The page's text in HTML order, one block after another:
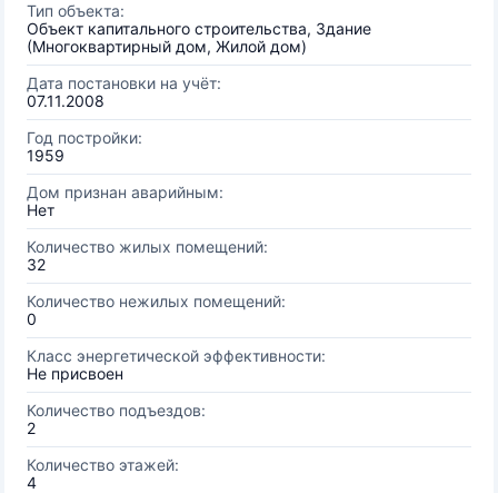
Тип объекта:
Объект капитального строительства, Здание
(Многоквартирный дом, Жилой дом)
Дата постановки на учёт:
07.11.2008
Год постройки:
1959
Дом признан аварийным:
Нет
Количество жилых помещений:
32
Количество нежилых помещений:
0
Класс энергетической эффективности:
Не присвоен
Количество подъездов:
2
Количество этажей:
4